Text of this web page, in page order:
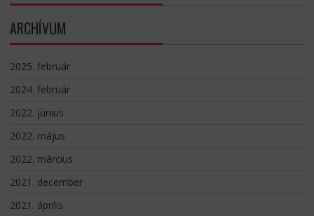
ARCHÍVUM
2025. február
2024. február
2022. június
2022. május
2022. március
2021. december
2021. április